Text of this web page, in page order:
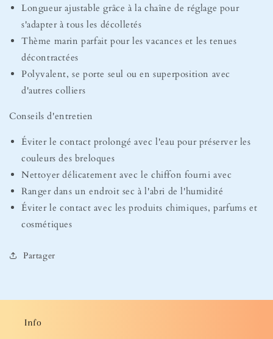
Longueur ajustable grâce à la chaîne de réglage pour
s'adapter à tous les décolletés
Thème marin parfait pour les vacances et les tenues
décontractées
Polyvalent, se porte seul ou en superposition avec
d'autres colliers
Conseils d'entretien
Éviter le contact prolongé avec l'eau pour préserver les
couleurs des breloques
Nettoyer délicatement avec le chiffon fourni avec
Ranger dans un endroit sec à l'abri de l'humidité
Éviter le contact avec les produits chimiques, parfums et
cosmétiques
Partager
Info